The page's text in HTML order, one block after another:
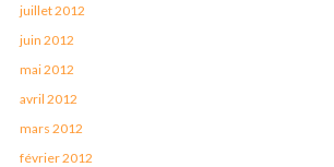
juillet 2012
juin 2012
mai 2012
avril 2012
mars 2012
février 2012